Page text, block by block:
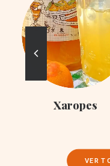
Xaropes
VER